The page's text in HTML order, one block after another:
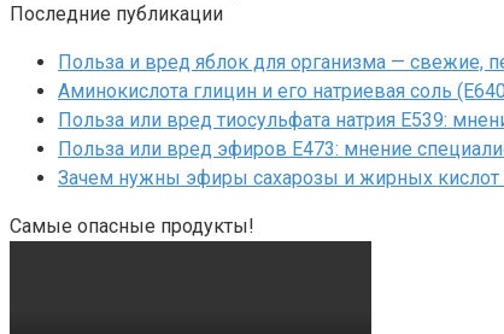
Последние публикации
Польза и вред яблок для организма — свежие,
Аминокислота глицин и его натриевая соль
Польза или вред тиосульфата натрия Е539:
Польза или вред эфиров Е473: мнение
Зачем нужны эфиры сахарозы и жирных кислот
Самые опасные продукты!